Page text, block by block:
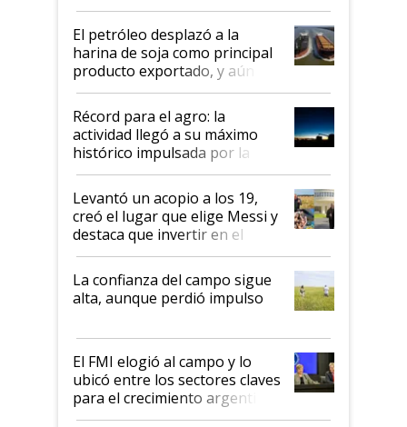
El petróleo desplazó a la
harina de soja como principal
producto exportado, y aún así
el agro aportó casi seis de cada
diez dólares y sostuvo el
liderazgo en un semestre
récord
Récord para el agro: la
actividad llegó a su máximo
histórico impulsada por la
cosecha y las exportaciones
Levantó un acopio a los 19,
creó el lugar que elige Messi y
destaca que invertir en el
kirchnerismo era como "darle
plata a un hijo para droga":
Juan Félix Rossetti, el libertario
que de una dura crisis salió
de Milei
La confianza del campo sigue
alta, aunque perdió impulso
El FMI elogió al campo y lo
ubicó entre los sectores claves
para el crecimiento argentino